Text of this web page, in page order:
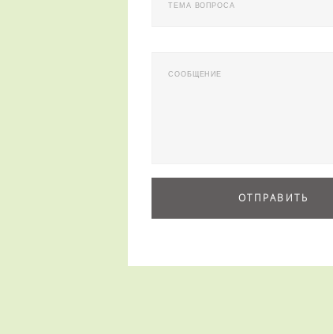
ТЕМА ВОПРОСА
СООБЩЕНИЕ
ОТПРАВИТЬ